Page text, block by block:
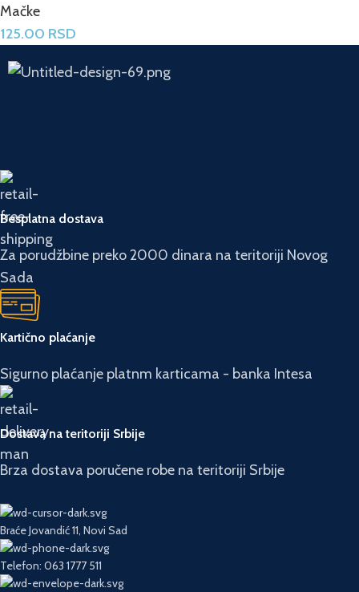
Mačke
125.00 RSD
Besplatna dostava
Za porudžbine preko 2000 dinara na teritoriji Novog
Sada
Kartično plaćanje
Sigurno plaćanje platnm karticama - banka Intesa
Dostava na teritoriji Srbije
Brza dostava poručene robe na teritoriji Srbije
Braće Jovandić 11, Novi Sad
Telefon: 063 1777 511